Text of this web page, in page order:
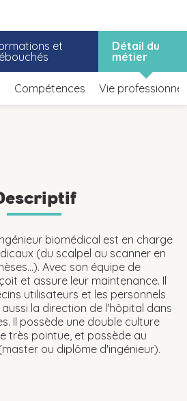
et
Détail du
métier
Compétences Vie
biomédical est en charge
(du scalpel au scanner en
Avec son équipe de
et assure leur maintenance. Il
utilisateurs et les personnels
la direction de l'hôpital dans
Il possède une double culture
très pointue, et possède au
ou diplôme d'ingénieur).